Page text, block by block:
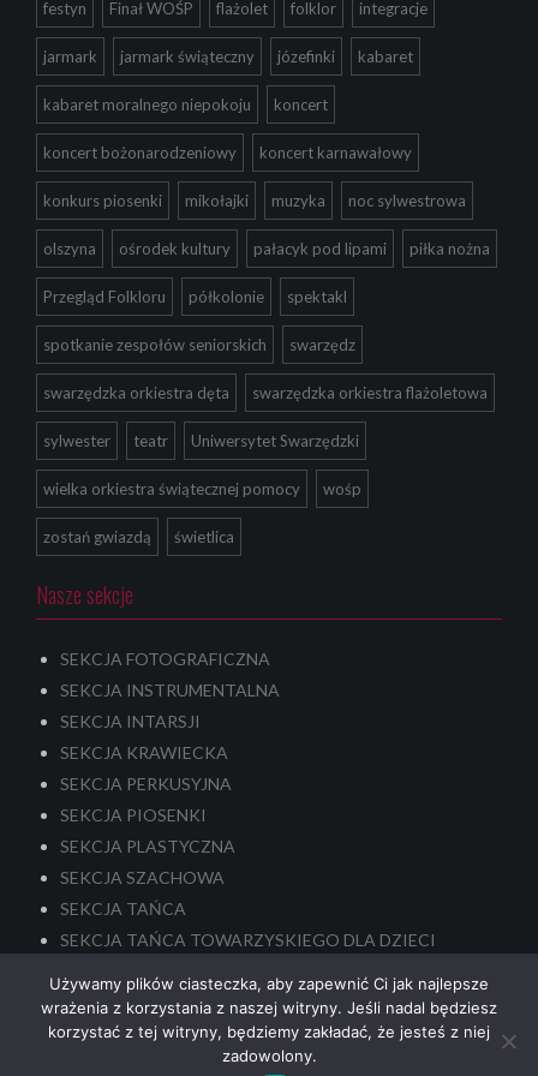
festyn Finał WOŚP flażolet folklor integracje
jarmark jarmark świąteczny józefinki kabaret
kabaret moralnego niepokoju koncert
koncert bożonarodzeniowy koncert karnawałowy
konkurs piosenki mikołajki muzyka noc sylwestrowa
olszyna ośrodek kultury pałacyk pod lipami piłka nożna
Przegląd Folkloru półkolonie spektakl
spotkanie zespołów seniorskich swarzędz
swarzędzka orkiestra dęta swarzędzka orkiestra flażoletowa
sylwester teatr Uniwersytet Swarzędzki
wielka orkiestra świątecznej pomocy wośp
zostań gwiazdą świetlica
Nasze sekcje
SEKCJA FOTOGRAFICZNA
SEKCJA INSTRUMENTALNA
SEKCJA INTARSJI
SEKCJA KRAWIECKA
SEKCJA PERKUSYJNA
SEKCJA PIOSENKI
SEKCJA PLASTYCZNA
SEKCJA SZACHOWA
SEKCJA TAŃCA
SEKCJA TAŃCA TOWARZYSKIEGO DLA DZIECI
SENIORALNA SEKCJA TEATRALNA
Używamy plików ciasteczka, aby zapewnić Ci jak najlepsze
wrażenia z korzystania z naszej witryny. Jeśli nadal będziesz
korzystać z tej witryny, będziemy zakładać, że jesteś z niej
zadowolony.